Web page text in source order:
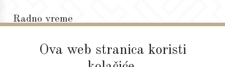
Ova web stranica koristi
Radno vreme
Subota: 09 - 17h